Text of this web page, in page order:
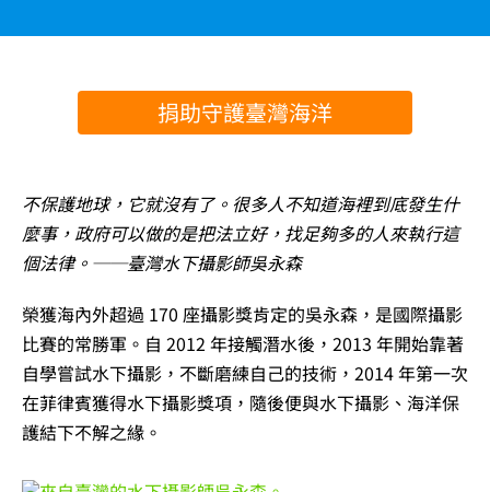
捐助守護臺灣海洋
不保護地球，它就沒有了。很多人不知道海裡到底發生什
麼事，政府可以做的是把法立好，找足夠多的人來執行這
個法律。──臺灣水下攝影師吳永森
榮獲海內外超過 170 座攝影獎肯定的吳永森，是國際攝影
比賽的常勝軍。自 2012 年接觸潛水後，2013 年開始靠著
自學嘗試水下攝影，不斷磨練自己的技術，2014 年第一次
在菲律賓獲得水下攝影獎項，隨後便與水下攝影、海洋保
護結下不解之緣。